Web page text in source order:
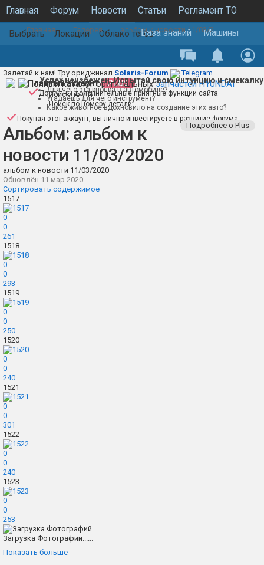
Главная Форум Новости Статьи Регламент ТО
Каталог запчастей Галерея
Выбрать Локации Облако теговБаза знаний Машины
Главная Галерея альбом к новости 11/03/2020
Залетай к нам! Тру ориджинал Solaris-Forum Telegram
Полный каталог оригинальныхзапчастей HYUNDAI
Поиск по VIN
Поиск по номеру детали
Успех неизбежен. Испытай свою интуицию и смекалку
Для чего эта кнопка в автомобиле?
Угадаешь для чего инструмент?
Какое животное вдохновило на создание этих авто?
Платный аккаунт PLUS
Доступны дополнительные приятные функции сайта
Покупая этот аккаунт, вы лично инвестируете в развитие форума
Подробнее о Plus
Альбом: альбом к
новости 11/03/2020
альбом к новости 11/03/2020
Обновлён 11 мар 2020
Сортировать содержимое
1517
0
0
261
1518
0
0
293
1519
0
0
250
1520
0
0
240
1521
0
0
301
1522
0
0
240
1523
0
0
253
Загрузка Фотографий......
Показать больше